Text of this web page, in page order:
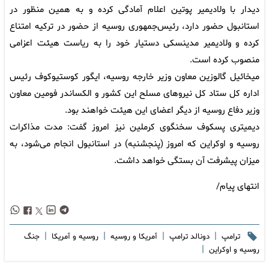
دیدار با ولادیمیر پوتین اعلام آمادگی کرده و به همین منظور در
استانبول حضور دارد، رئیس‌جمهوری روسیه از حضور در ترکیه امتناع
کرده و ولادیمیر مدینسکی دستیار خود را به ریاست هیئت اعزامی
منصوب کرده است.
میخائیل گالوزین معاون وزیر خارجه روسیه، ایگور کوستیوکوف رئیس
اداره کل ستاد کل نیروهای مسلح این کشور و الکساندر فومین معاون
وزیر دفاع روسیه از دیگر اعضای این هیئت خواهند بود.
دیمیتری پسکوف سخنگوی کرملین نیز امروز گفت: مدت مذاکرات
روسیه و اوکراین که امروز (پنجشنبه) در استانبول انجام می‌شود، به
میزان پیشرفت آن بستگی خواهد داشت.
انتهای پیام/
ترامپ | دونالد ترامپ | آمریکا و روسیه | روسیه و آمریکا | جنگ
روسیه و اوکراین |